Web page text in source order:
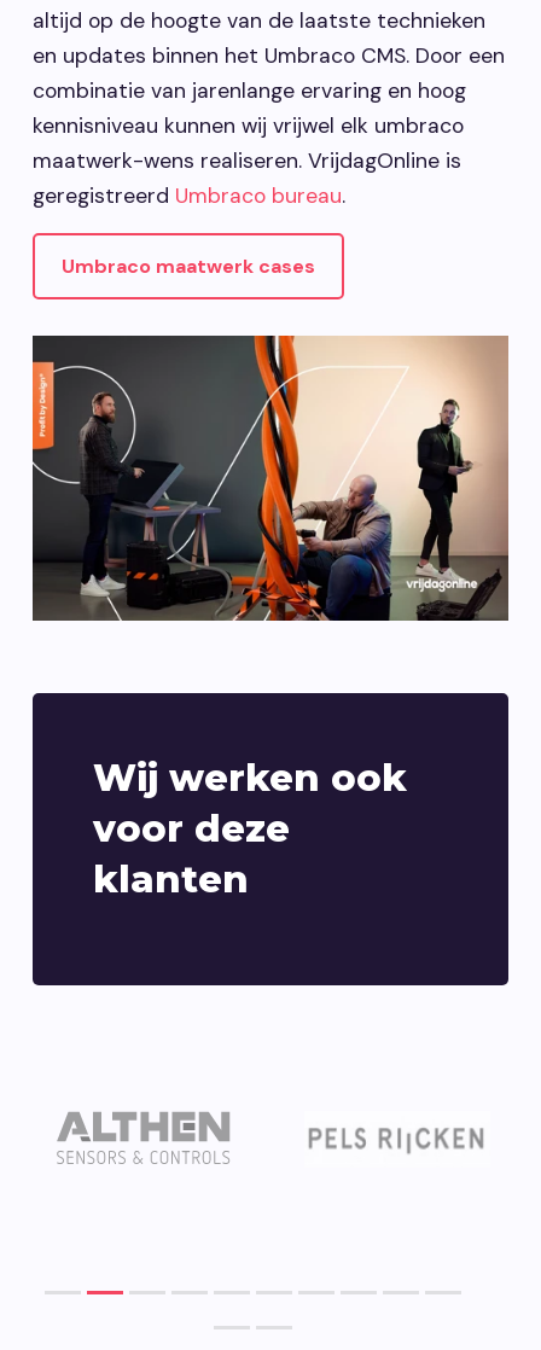
altijd op de hoogte van de laatste technieken
en updates binnen het Umbraco CMS. Door een
combinatie van jarenlange ervaring en hoog
kennisniveau kunnen wij vrijwel elk umbraco
maatwerk-wens realiseren. VrijdagOnline is
geregistreerd Umbraco bureau.
Umbraco maatwerk cases
Wij werken ook
voor deze
klanten